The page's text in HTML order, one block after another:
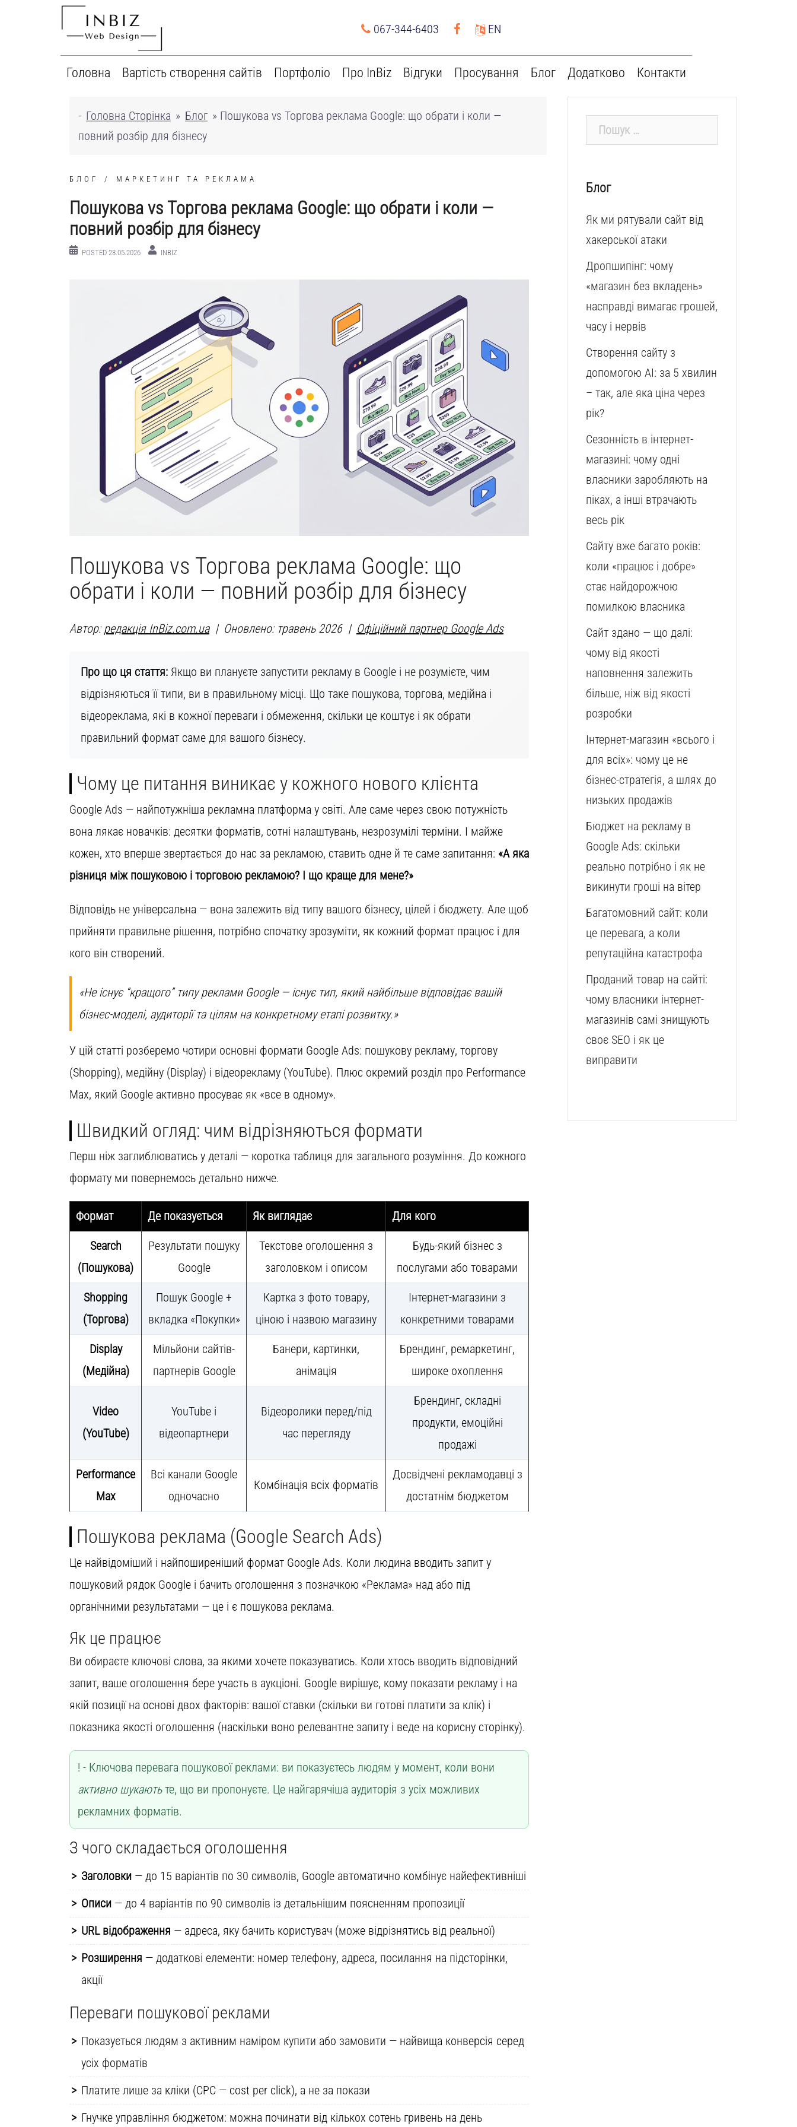
067-344-6403 EN
Головна Вартість створення сайтів Портфоліо Про InBiz Відгуки Просування Блог Додатково Контакти
- Головна Сторінка » Блог » Пошукова vs Торгова реклама Google: що обрати і коли —
повний розбір для бізнесу
БЛОГ МАРКЕТИНГ ТА РЕКЛАМА
Пошукова vs Торгова реклама Google: що обрати і коли —
повний розбір для бізнесу
POSTED 23.05.2026 INBIZ
Пошукова vs Торгова реклама Google: що
обрати і коли — повний розбір для бізнесу
Автор:редакція InBiz.com.ua| Оновлено: травень 2026 | Офіційний партнер Google Ads
Про що ця стаття:Якщо ви плануєте запустити рекламу в Google і не розумієте, чим
відрізняються її типи, ви в правильному місці. Що таке пошукова, торгова, медійна і
відеореклама, які в кожної переваги і обмеження, скільки це коштує і як обрати
правильний формат саме для вашого бізнесу.
Чому це питання виникає у кожного нового клієнта
Google Ads — найпотужніша рекламна платформа у світі. Але саме через свою потужність
вона лякає новачків: десятки форматів, сотні налаштувань, незрозумілі терміни. І майже
кожен, хто вперше звертається до нас за рекламою, ставить одне й те саме запитання: «А яка
різниця між пошуковою і торговою рекламою? І що краще для мене?»
Відповідь не універсальна — вона залежить від типу вашого бізнесу, цілей і бюджету. Але щоб
прийняти правильне рішення, потрібно спочатку зрозуміти, як кожний формат працює і для
кого він створений.
«Не існує “кращого” типу реклами Google — існує тип, який найбільше відповідає вашій
бізнес-моделі, аудиторії та цілям на конкретному етапі розвитку.»
У цій статті розберемо чотири основні формати Google Ads: пошукову рекламу, торгову
(Shopping), медійну (Display) і відеорекламу (YouTube). Плюс окремий розділ про Performance
Max, який Google активно просуває як «все в одному».
Швидкий огляд: чим відрізняються формати
Перш ніж заглиблюватись у деталі — коротка таблиця для загального розуміння. До кожного
формату ми повернемось детально нижче.
Формат Де показується Як виглядає Для кого
Search
(Пошукова)
Результати пошуку
Google
Текстове оголошення з
заголовком і описом
Будь-який бізнес з
послугами або товарами
Shopping
(Торгова)
Пошук Google +
вкладка «Покупки»
Картка з фото товару,
ціною і назвою магазину
Інтернет-магазини з
конкретними товарами
Display
(Медійна)
Мільйони сайтів-
партнерів Google
Банери, картинки,
анімація
Брендинг, ремаркетинг,
широке охоплення
Video
(YouTube)
YouTube і
відеопартнери
Відеоролики перед/під
час перегляду
Брендинг, складні
продукти, емоційні
продажі
Performance
Max
Всі канали Google
одночасно
Комбінація всіх форматів
Досвідчені рекламодавці з
достатнім бюджетом
Пошукова реклама (Google Search Ads)
Це найвідоміший і найпоширеніший формат Google Ads. Коли людина вводить запит у
пошуковий рядок Google і бачить оголошення з позначкою «Реклама» над або під
органічними результатами — це і є пошукова реклама.
Як це працює
Ви обираєте ключові слова, за якими хочете показуватись. Коли хтось вводить відповідний
запит, ваше оголошення бере участь в аукціоні. Google вирішує, кому показати рекламу і на
якій позиції на основі двох факторів: вашої ставки (скільки ви готові платити за клік) і
показника якості оголошення (наскільки воно релевантне запиту і веде на корисну сторінку).
Ключова перевага пошукової реклами: ви показуєтесь людям у момент, коли вони
активно шукаютьте, що ви пропонуєте. Це найгарячіша аудиторія з усіх можливих
рекламних форматів.
З чого складається оголошення
Заголовки — до 15 варіантів по 30 символів, Google автоматично комбінує найефективніші
Описи — до 4 варіантів по 90 символів із детальнішим поясненням пропозиції
URL відображення — адреса, яку бачить користувач (може відрізнятись від реальної)
Розширення — додаткові елементи: номер телефону, адреса, посилання на підсторінки,
акції
Переваги пошукової реклами
Показується людям з активним наміром купити або замовити — найвища конверсія серед
усіх форматів
Платите лише за кліки (CPC — cost per click), а не за покази
Гнучке управління бюджетом: можна починати від кількох сотень гривень на день
Пошук:
Блог
Як ми рятували сайт від
хакерської атаки
Дропшипінг: чому
«магазин без вкладень»
насправді вимагає грошей,
часу і нервів
Створення сайту з
допомогою AI: за 5 хвилин
– так, але яка ціна через
рік?
Сезонність в інтернет-
магазині: чому одні
власники заробляють на
піках, а інші втрачають
весь рік
Сайту вже багато років:
коли «працює і добре»
стає найдорожчою
помилкою власника
Сайт здано — що далі:
чому від якості
наповнення залежить
більше, ніж від якості
розробки
Інтернет-магазин «всього і
для всіх»: чому це не
бізнес-стратегія, а шлях до
низьких продажів
Бюджет на рекламу в
Google Ads: скільки
реально потрібно і як не
викинути гроші на вітер
Багатомовний сайт: коли
це перевага, а коли
репутаційна катастрофа
Проданий товар на сайті:
чому власники інтернет-
магазинів самі знищують
своє SEO і як це
виправити